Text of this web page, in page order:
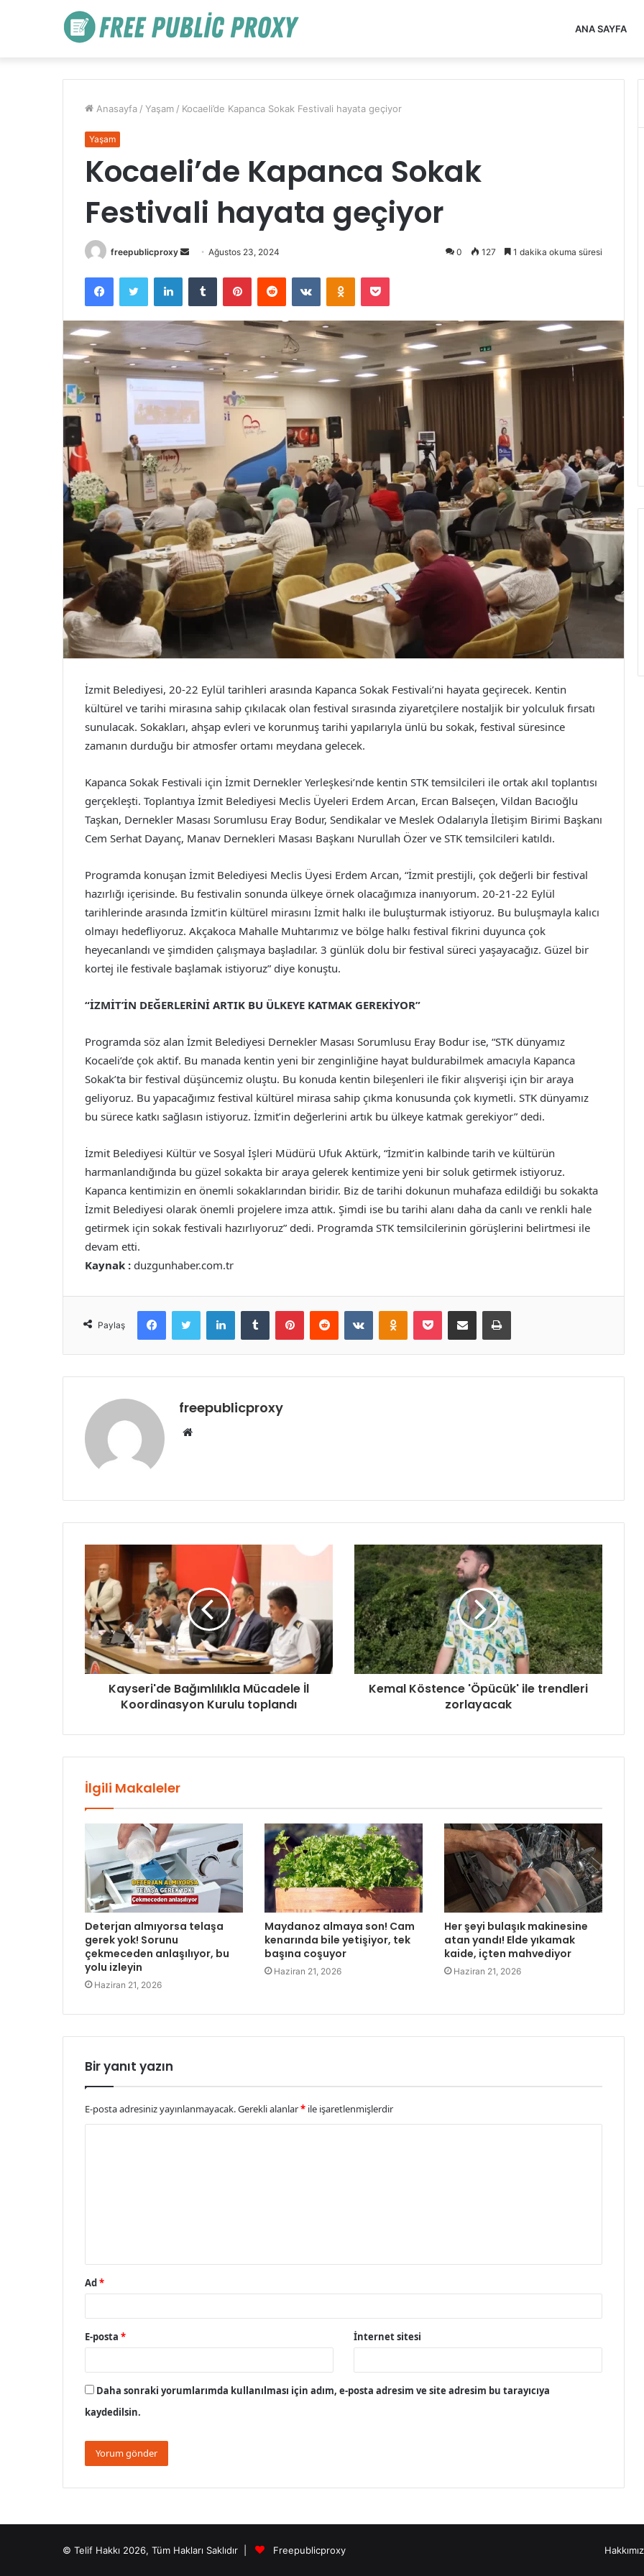
ANA SAYFA
Anasayfa / Yaşam / Kocaeli’de Kapanca Sokak Festivali hayata geçiyor
Yaşam
Kocaeli’de Kapanca Sokak
Festivali hayata geçiyor
freepublicproxy
Bir
posta
göndermek
Ağustos 23, 2024 0 127 1 dakika okuma süresi
FacebookTwitter LinkedInTumblr PinterestReddit VKontakteOdnoklassniki
Pocket
İzmit Belediyesi, 20-22 Eylül tarihleri arasında Kapanca Sokak Festivali’ni hayata geçirecek. Kentin
kültürel ve tarihi mirasına sahip çıkılacak olan festival sırasında ziyaretçilere nostaljik bir yolculuk fırsatı
sunulacak. Sokakları, ahşap evleri ve korunmuş tarihi yapılarıyla ünlü bu sokak, festival süresince
zamanın durduğu bir atmosfer ortamı meydana gelecek.
Kapanca Sokak Festivali için İzmit Dernekler Yerleşkesi’nde kentin STK temsilcileri ile ortak akıl toplantısı
gerçekleşti. Toplantıya İzmit Belediyesi Meclis Üyeleri Erdem Arcan, Ercan Balseçen, Vildan Bacıoğlu
Taşkan, Dernekler Masası Sorumlusu Eray Bodur, Sendikalar ve Meslek Odalarıyla İletişim Birimi Başkanı
Cem Serhat Dayanç, Manav Dernekleri Masası Başkanı Nurullah Özer ve STK temsilcileri katıldı.
Programda konuşan İzmit Belediyesi Meclis Üyesi Erdem Arcan, “İzmit prestijli, çok değerli bir festival
hazırlığı içerisinde. Bu festivalin sonunda ülkeye örnek olacağımıza inanıyorum. 20-21-22 Eylül
tarihlerinde arasında İzmit’in kültürel mirasını İzmit halkı ile buluşturmak istiyoruz. Bu buluşmayla kalıcı
olmayı hedefliyoruz. Akçakoca Mahalle Muhtarımız ve bölge halkı festival fikrini duyunca çok
heyecanlandı ve şimdiden çalışmaya başladılar. 3 günlük dolu bir festival süreci yaşayacağız. Güzel bir
kortej ile festivale başlamak istiyoruz” diye konuştu.
“İZMİT’İN DEĞERLERİNİ ARTIK BU ÜLKEYE KATMAK GEREKİYOR”
Programda söz alan İzmit Belediyesi Dernekler Masası Sorumlusu Eray Bodur ise, “STK dünyamız
Kocaeli’de çok aktif. Bu manada kentin yeni bir zenginliğine hayat buldurabilmek amacıyla Kapanca
Sokak’ta bir festival düşüncemiz oluştu. Bu konuda kentin bileşenleri ile fikir alışverişi için bir araya
geliyoruz. Bu yapacağımız festival kültürel mirasa sahip çıkma konusunda çok kıymetli. STK dünyamız
bu sürece katkı sağlasın istiyoruz. İzmit’in değerlerini artık bu ülkeye katmak gerekiyor” dedi.
İzmit Belediyesi Kültür ve Sosyal İşleri Müdürü Ufuk Aktürk, “İzmit’in kalbinde tarih ve kültürün
harmanlandığında bu güzel sokakta bir araya gelerek kentimize yeni bir soluk getirmek istiyoruz.
Kapanca kentimizin en önemli sokaklarından biridir. Biz de tarihi dokunun muhafaza edildiği bu sokakta
İzmit Belediyesi olarak önemli projelere imza attık. Şimdi ise bu tarihi alanı daha da canlı ve renkli hale
getirmek için sokak festivali hazırlıyoruz” dedi. Programda STK temsilcilerinin görüşlerini belirtmesi ile
devam etti.
Kaynak : duzgunhaber.com.tr
Paylaş
FacebookTwitter LinkedInTumblr PinterestReddit VKontakteOdnoklassniki
Pocket E-Posta ile paylaş Yazdır
freepublicproxy
Web
Kayseri'de Bağımlılıkla Mücadele İl
Koordinasyon Kurulu toplandı
Kemal Köstence 'Öpücük' ile trendleri
zorlayacak
İlgili Makaleler
Deterjan almıyorsa telaşa
gerek yok! Sorunu
çekmeceden anlaşılıyor, bu
yolu izleyin
Haziran 21, 2026
Maydanoz almaya son! Cam
kenarında bile yetişiyor, tek
başına coşuyor
Haziran 21, 2026
Her şeyi bulaşık makinesine
atan yandı! Elde yıkamak
kaide, içten mahvediyor
Haziran 21, 2026
Bir yanıt yazın
E-posta adresiniz yayınlanmayacak.Gerekli alanlar* ile işaretlenmişlerdir
Ad *
E-posta * İnternet sitesi
Daha sonraki yorumlarımda kullanılması için adım, e-posta adresim ve site adresim bu tarayıcıya
kaydedilsin.
© Telif Hakkı 2026, Tüm Hakları Saklıdır | Freepublicproxy